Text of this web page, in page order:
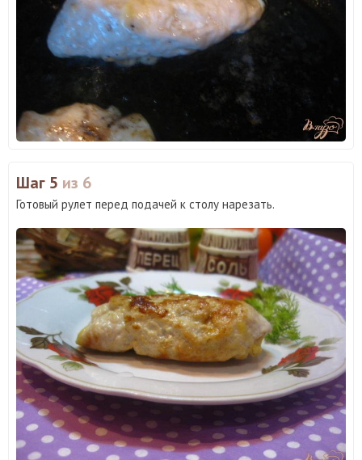
Шаг 5 из 6
Готовый рулет перед подачей к столу нарезать.